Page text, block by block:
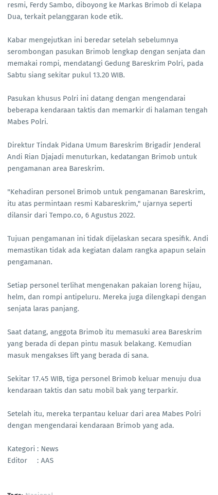
resmi, Ferdy Sambo, diboyong ke Markas Brimob di Kelapa
Dua, terkait pelanggaran kode etik.
Kabar mengejutkan ini beredar setelah sebelumnya
serombongan pasukan Brimob lengkap dengan senjata dan
memakai rompi, mendatangi Gedung Bareskrim Polri, pada
Sabtu siang sekitar pukul 13.20 WIB.
Pasukan khusus Polri ini datang dengan mengendarai
beberapa kendaraan taktis dan memarkir di halaman tengah
Mabes Polri.
Direktur Tindak Pidana Umum Bareskrim Brigadir Jenderal
Andi Rian Djajadi menuturkan, kedatangan Brimob untuk
pengamanan area Bareskrim.
"Kehadiran personel Brimob untuk pengamanan Bareskrim,
itu atas permintaan resmi Kabareskrim," ujarnya seperti
dilansir dari Tempo.co, 6 Agustus 2022.
Tujuan pengamanan ini tidak dijelaskan secara spesifik. Andi
memastikan tidak ada kegiatan dalam rangka apapun selain
pengamanan.
Setiap personel terlihat mengenakan pakaian loreng hijau,
helm, dan rompi antipeluru. Mereka juga dilengkapi dengan
senjata laras panjang.
Saat datang, anggota Brimob itu memasuki area Bareskrim
yang berada di depan pintu masuk belakang. Kemudian
masuk mengakses lift yang berada di sana.
Sekitar 17.45 WIB, tiga personel Brimob keluar menuju dua
kendaraan taktis dan satu mobil bak yang terparkir.
Setelah itu, mereka terpantau keluar dari area Mabes Polri
dengan mengendarai kendaraan Brimob yang ada.
Kategori : News
Editor : AAS